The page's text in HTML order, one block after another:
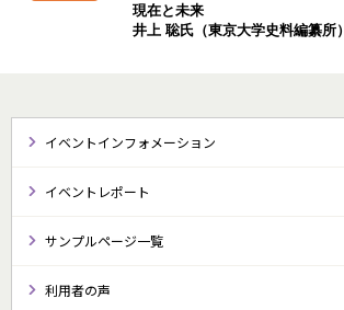
現在と未来
井上 聡氏（東京大学史料編纂所）
イベントインフォメーション
イベントレポート
サンプルページ一覧
利用者の声